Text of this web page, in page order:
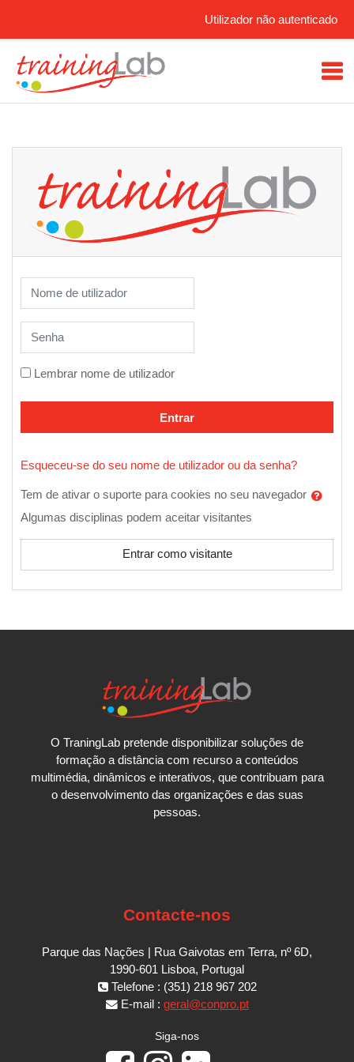
Utilizador não autenticado
Conpro: Entrar
Lembrar nome de utilizador
Entrar
Esqueceu-se do seu nome de utilizador ou da senha?
Tem de ativar o suporte para cookies no seu navegador
Algumas disciplinas podem aceitar visitantes
Entrar como visitante
O TraningLab pretende disponibilizar soluções de
formação a distância com recurso a conteúdos
multimédia, dinâmicos e interativos, que contribuam para
o desenvolvimento das organizações e das suas
pessoas.
Contacte-nos
Parque das Nações | Rua Gaivotas em Terra, nº 6D,
1990-601 Lisboa, Portugal
Telefone : (351) 218 967 202
E-mail : geral@conpro.pt
Siga-nos